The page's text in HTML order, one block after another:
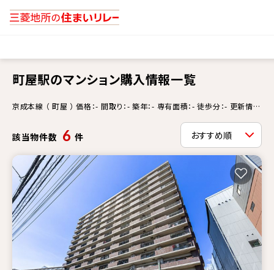
町屋駅のマンション購入情報一覧
京成本線 （ 町屋 ） 価格：- 間取り：- 築年：- 専有面積：- 徒歩分：- 更新情
該当物件数 6 件